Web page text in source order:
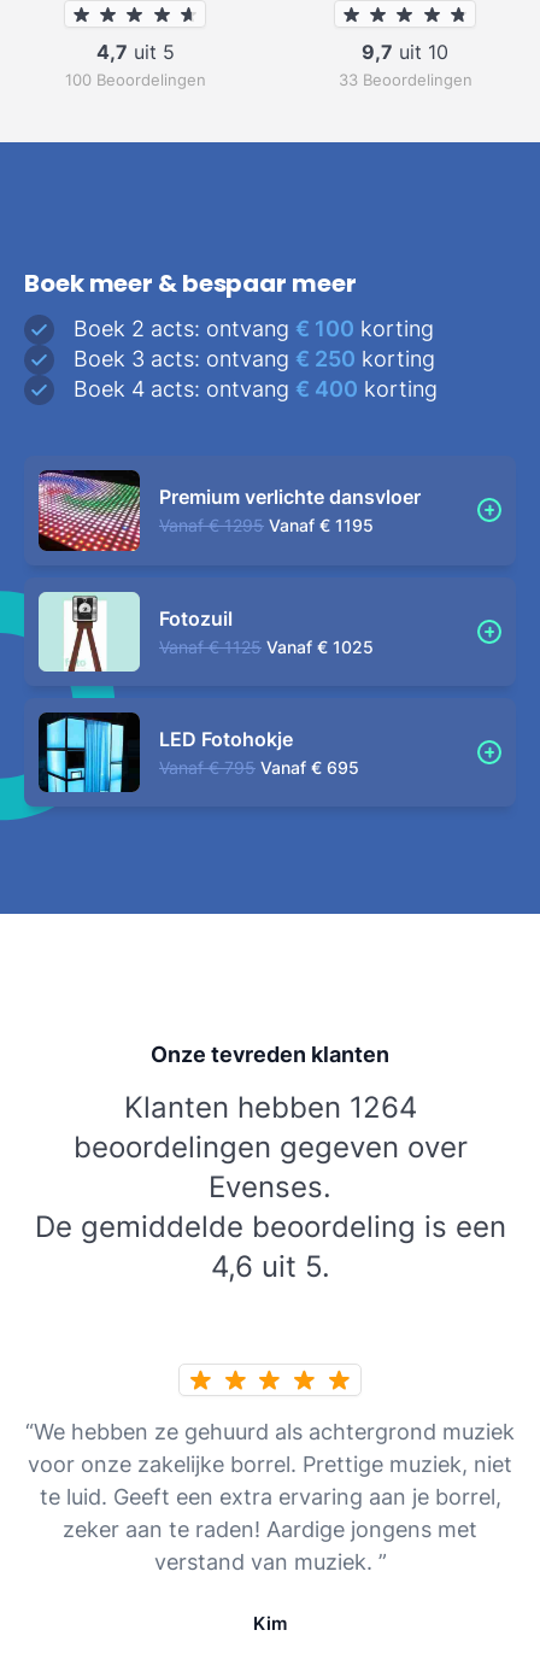
4,7 uit 5
100 Beoordelingen
9,7 uit 10
33 Beoordelingen
Boek meer & bespaar meer
Boek 2 acts: ontvang € 100 korting
Boek 3 acts: ontvang € 250 korting
Boek 4 acts: ontvang € 400 korting
Premium verlichte dansvloer
Vanaf € 1295 Vanaf € 1195
Fotozuil
Vanaf € 1125 Vanaf € 1025
LED Fotohokje
Vanaf € 795 Vanaf € 695
Onze tevreden klanten
Klanten hebben 1264
beoordelingen gegeven over
Evenses.
De gemiddelde beoordeling is een
4,6 uit 5.
“We hebben ze gehuurd als achtergrond muziek
voor onze zakelijke borrel. Prettige muziek, niet
te luid. Geeft een extra ervaring aan je borrel,
zeker aan te raden! Aardige jongens met
verstand van muziek. ”
Kim